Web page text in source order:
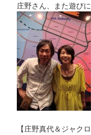
庄野さん、また遊び
【庄野真代＆ジャク